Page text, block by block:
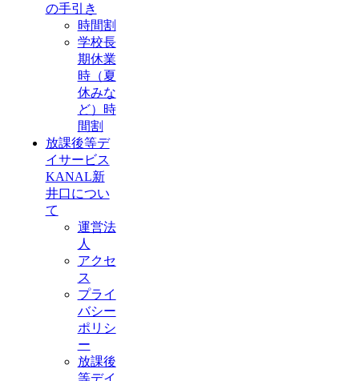
の手引き
時間割
学校長
期休業
時（夏
休みな
ど）時
間割
放課後等デ
イサービス
KANAL新
井口につい
て
運営法
人
アクセ
ス
プライ
バシー
ポリシ
ー
放課後
等デイ